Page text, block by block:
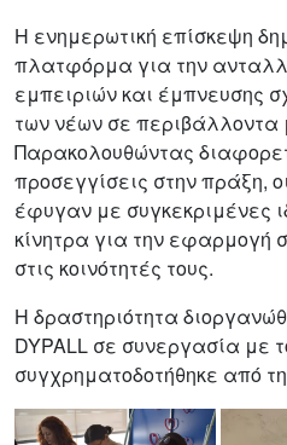
Η ενημερωτική επίσκεψη
πλατφόρμα για την
εμπειριών και έμπνευσης
των νέων σε περιβάλλοντα
Παρακολουθώντας
προσεγγίσεις στην πράξη,
έφυγαν με συγκεκριμένες
κίνητρα για την εφαρμογή
στις κοινότητές τους.
Η δραστηριότητα
DYPALL σε συνεργασία με
συγχρηματοδοτήθηκε από